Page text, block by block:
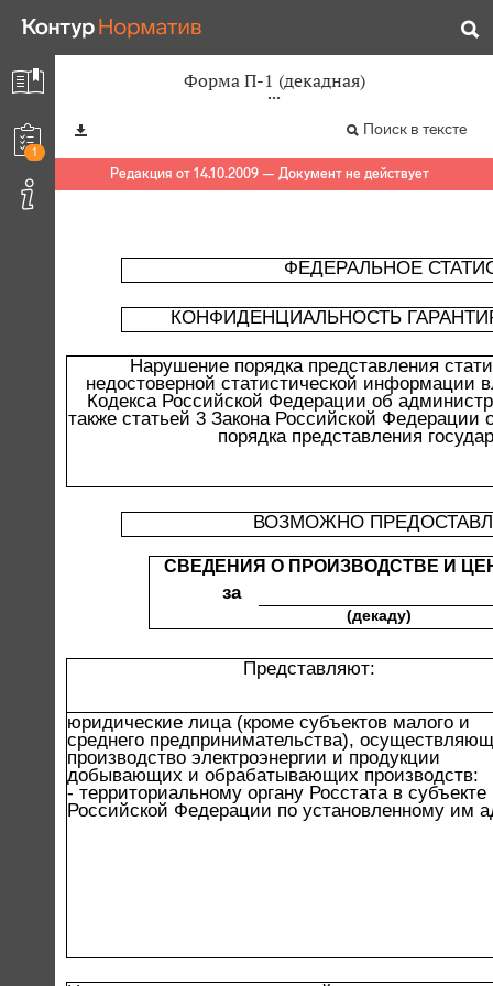
1
Форма П-1 (декадная)
Поиск в тексте
Редакция от 14.10.2009 — Документ не действует
ФЕДЕРАЛЬНОЕ
КОНФИДЕНЦИАЛЬНОСТЬ
Нарушение порядка представления
недостоверной статистической информации
Кодекса Российской Федерации об
также статьей 3 Закона Российской
порядка представления
ВОЗМОЖНО
СВЕДЕНИЯ О ПРОИЗВОДСТВЕ И
за
(декаду)
Представляют:
юридические лица (кроме субъектов малого и
среднего предпринимательства),
производство электроэнергии и продукции
добывающих и обрабатывающих производств:
- территориальному органу Росстата в субъекте
Российской Федерации по установленному им